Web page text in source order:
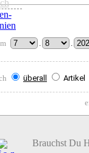
. .
überall Artikel
Brauchst Du